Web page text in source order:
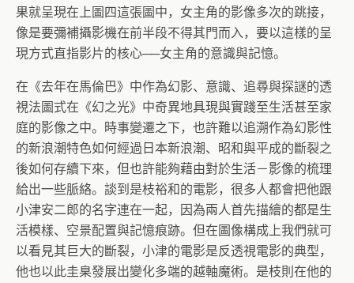
果就呈現在上圖四這張圖中，女主角的影像多次的跳接，
像是要彌補攝影機在前半段不得其門而入，要以這樣的呈
現方式直指影片的核心──女主角的意識與記憶。
在《去年在馬倫巴》中作為幻影、意識、追尋與探謎的透
視法圖式在《幻之光》中奇異地具現與實踐至生活甚至家
庭的影像之中。時事變遷之下，也許難以追溯作為幻影性
的新浪潮特色如何經過日本新浪潮、昭和與平成的斷裂之
後如何存續下來，但也許能夠藉由對於生活－影像的梳理
給出一些脈絡。談到是枝裕和的電影，很多人都會把他跟
小津安二郎的名字連在一起，因為兩人首先描繪的都是生
活模樣、空景配置與記憶痕跡。但在圖像構成上我們就可
以看見其巨大的斷裂，小津的電影是反透視電影的典型，
他也以此圭臬發展出變化多端的越軸魔術。是枝則在他的